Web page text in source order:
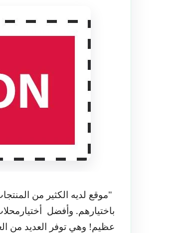
"موقع لديه الكثير من
باختيارهم. وأفضل
عظيم! وهي توفر العديد من